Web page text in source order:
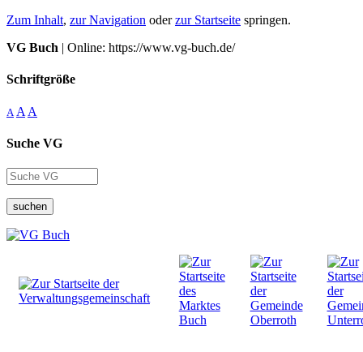
Zum Inhalt, zur Navigation oderzur Startseite springen.
VG Buch | Online: https://www.vg-buch.de/
Schriftgröße
A A A
Suche VG
suchen